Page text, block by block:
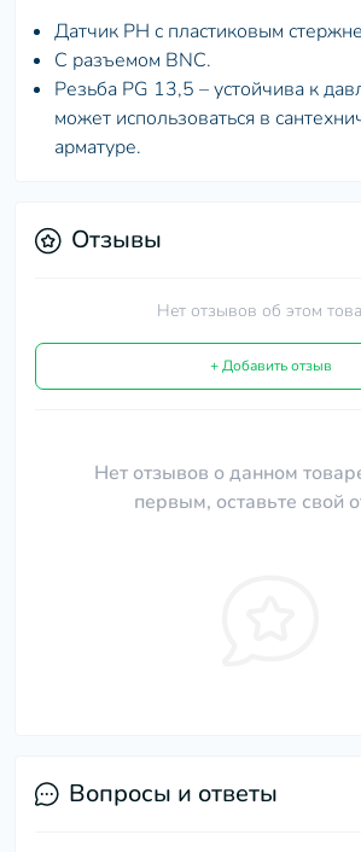
Датчик PH с пластиковым
С разъемом BNC.
Резьба PG 13,5 – устойчива к
может использоваться в
арматуре.
Отзывы
Нет отзывов об этом
+ Добавить отзыв
Нет отзывов о данном
первым, оставьте свой
Вопросы и ответы